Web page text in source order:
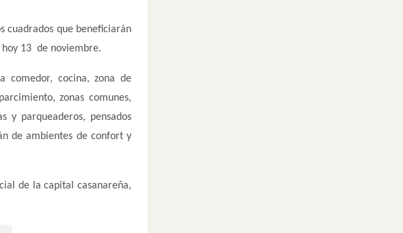
cuadrados que beneficiarán
13 de noviembre.
comedor, cocina, zona de
zonas comunes,
y parqueaderos, pensados
de ambientes de confort y
de la capital casanareña,